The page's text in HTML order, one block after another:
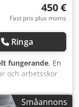
450 €
Fast pris plus moms
Ringa
fungerande, En
och arbetsskor
kontant
Hiondjr
Småannons